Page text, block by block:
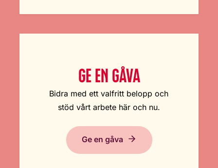
GE EN GÅVA
Bidra med ett valfritt belopp och
stöd vårt arbete här och nu.
Ge en gåva